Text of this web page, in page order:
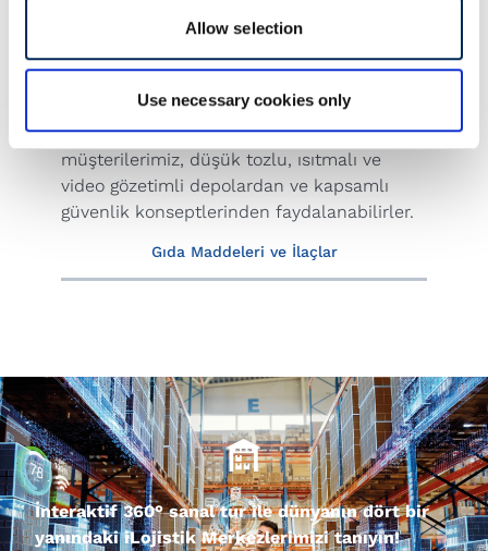
Allow selection
Use necessary cookies only
Yüksek teknoloji ve elektronik ürünler için
müşterilerimiz, düşük tozlu, ısıtmalı ve
video gözetimli depolardan ve kapsamlı
güvenlik konseptlerinden faydalanabilirler.
Gıda Maddeleri ve İlaçlar
İnteraktif 360° sanal tur ile dünyanın dört bir
yanındaki iLojistik Merkezlerimizi tanıyın!